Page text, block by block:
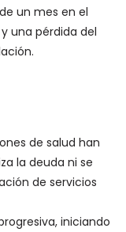
un mes en el
una pérdida del
de salud han
la deuda ni se
de servicios
iniciando